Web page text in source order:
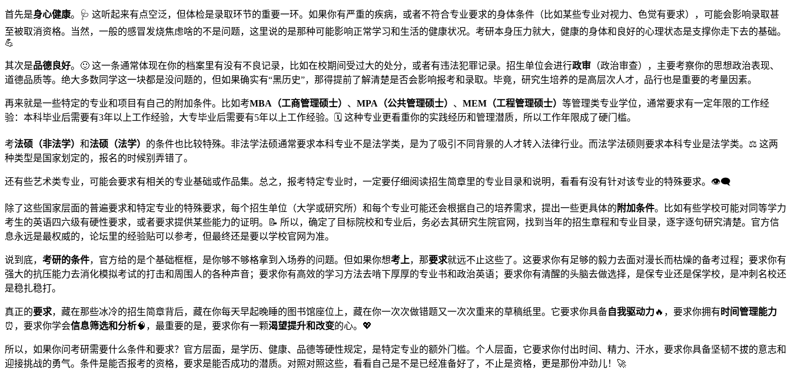
首先是身心健康。🩺 这听起来有点空泛，但体检是录取环节的重要一环。如果你有严重的疾病，或者不符合专业要求的身体条件（比如某些专业对视力、色觉有要求），可能会影响录取甚
至被取消资格。当然，一般的感冒发烧焦虑啥的不是问题，这里说的是那种可能影响正常学习和生活的健康状况。考研本身压力就大，健康的身体和良好的心理状态是支撑你走下去的基础。
💪
其次是品德良好。🙂 这一条通常体现在你的档案里有没有不良记录，比如在校期间受过大的处分，或者有违法犯罪记录。招生单位会进行政审 （政治审查），主要考察你的思想政治表现、
道德品质等。绝大多数同学这一块都是没问题的，但如果确实有“黑历史”，那得提前了解清楚是否会影响报考和录取。毕竟，研究生培养的是高层次人才，品行也是重要的考量因素。
再来就是一些特定的专业和项目有自己的附加条件。比如考MBA（工商管理硕士） 、 MPA（公共管理硕士） 、 MEM（工程管理硕士） 等管理类专业学位，通常要求有一定年限的工作经
验：本科毕业后需要有3年以上工作经验，大专毕业后需要有5年以上工作经验。🗓️ 这种专业更看重你的实践经历和管理潜质，所以工作年限成了硬门槛。
考法硕（非法学） 和法硕（法学） 的条件也比较特殊。非法学法硕通常要求本科专业不是法学类，是为了吸引不同背景的人才转入法律行业。而法学法硕则要求本科专业是法学类。⚖️ 这两
种类型是国家划定的，报名的时候别弄错了。
还有些艺术类专业，可能会要求有相关的专业基础或作品集。总之，报考特定专业时，一定要仔细阅读招生简章里的专业目录和说明，看看有没有针对该专业的特殊要求。👁️‍🗨️
除了这些国家层面的普遍要求和特定专业的特殊要求，每个招生单位（大学或研究所）和每个专业可能还会根据自己的培养需求，提出一些更具体的 附加条件。比如有些学校可能对同等学力
考生的英语四六级有硬性要求，或者要求提供某些能力的证明。📝 所以，确定了目标院校和专业后，务必去其研究生院官网，找到当年的招生章程和专业目录，逐字逐句研究清楚。官方信
息永远是最权威的，论坛里的经验贴可以参考，但最终还是要以学校官网为准。
说到底， 考研的条件，官方给的是个基础框框，是你够不够格拿到入场券的问题。但如果你想考上，那要求就远不止这些了。这要求你有足够的毅力去面对漫长而枯燥的备考过程；要求你有
强大的抗压能力去消化模拟考试的打击和周围人的各种声音；要求你有高效的学习方法去啃下厚厚的专业书和政治英语；要求你有清醒的头脑去做选择，是保专业还是保学校，是冲刺名校还
是稳扎稳打。
真正的要求，藏在那些冰冷的招生简章背后，藏在你每天早起晚睡的图书馆座位上，藏在你一次次做错题又一次次重来的草稿纸里。它要求你具备自我驱动力🔥，要求你拥有 时间管理能力
⏰，要求你学会信息筛选和分析🧠，最重要的是，要求你有一颗渴望提升和改变的心。💖
所以，如果你问考研需要什么条件和要求？官方层面，是学历、健康、品德等硬性规定，是特定专业的额外门槛。个人层面，它要求你付出时间、精力、汗水，要求你具备坚韧不拔的意志和
迎接挑战的勇气。条件是能否报考的资格，要求是能否成功的潜质。对照对照这些，看看自己是不是已经准备好了，不止是资格，更是那份冲劲儿！🚀